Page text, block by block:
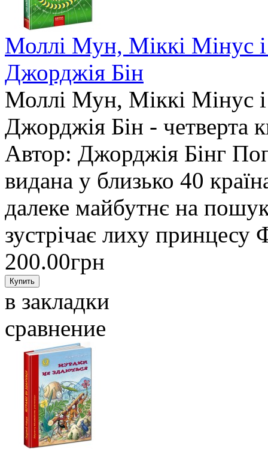
Моллі Мун, Міккі Мінус
Джорджія Бін
Моллі Мун, Міккі Мінус
Джорджія Бін - четверта
Автор: Джорджія Бінг
видана у близько 40
далеке майбутнє на
зустрічає лиху принцесу
200.00грн
в закладки
сравнение